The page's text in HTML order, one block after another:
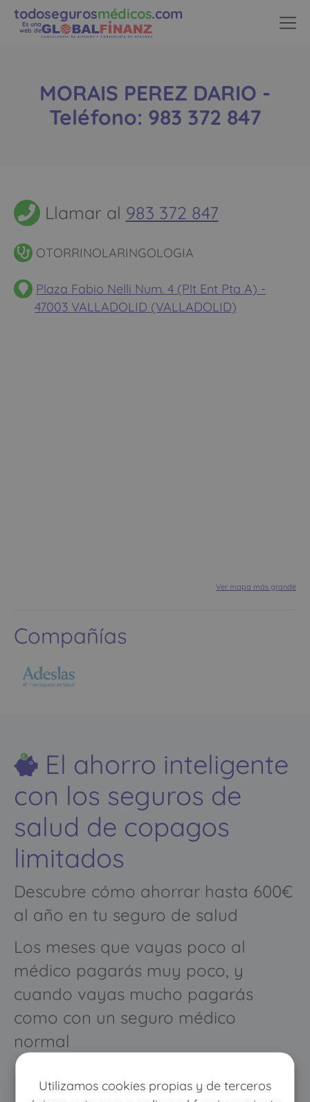
Utilizamos cookies propias y de terceros
todosegurosmédicos.com
Es una
web de
MORAIS PEREZ DARIO -
Teléfono: 983 372 847
Llamar al 983 372 847
OTORRINOLARINGOLOGIA
Plaza Fabio Nelli Num. 4 (Plt Ent Pta A) -
47003 VALLADOLID (VALLADOLID)
Ver mapa más grande
Compañías
El ahorro inteligente
con los seguros de
salud de copagos
limitados
Descubre cómo ahorrar hasta 600€
al año en tu seguro de salud
Los meses que vayas poco al
médico pagarás muy poco, y
cuando vayas mucho pagarás
como con un seguro médico
normal